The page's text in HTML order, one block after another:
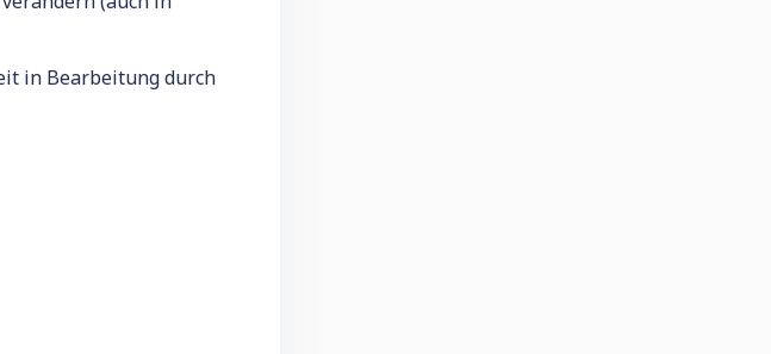
in Bearbeitung durch